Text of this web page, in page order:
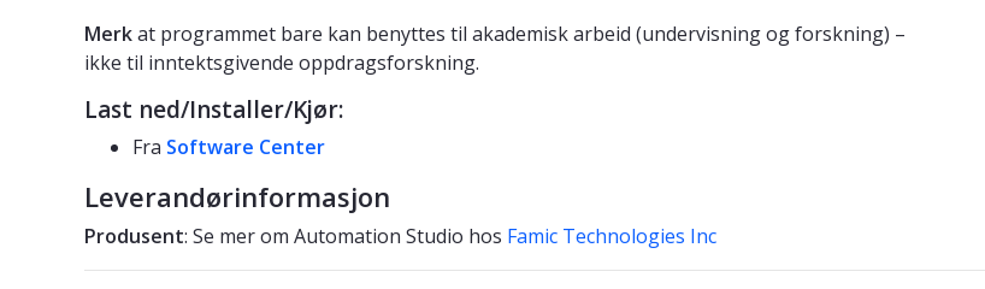
Merkat programmet bare kan benyttes til akademisk arbeid (undervisning og forskning) –
ikke til inntektsgivende oppdragsforskning.
Last ned/Installer/Kjør:
Fra Software Center
Leverandørinformasjon
Produsent: Se mer om Automation Studio hos Famic Technologies Inc